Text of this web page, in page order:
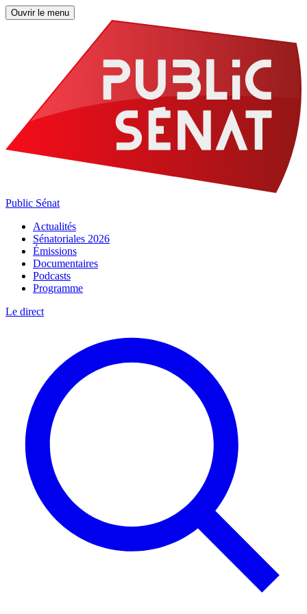
Ouvrir le menu
Public Sénat
Actualités
Sénatoriales 2026
Émissions
Documentaires
Podcasts
Programme
Le direct